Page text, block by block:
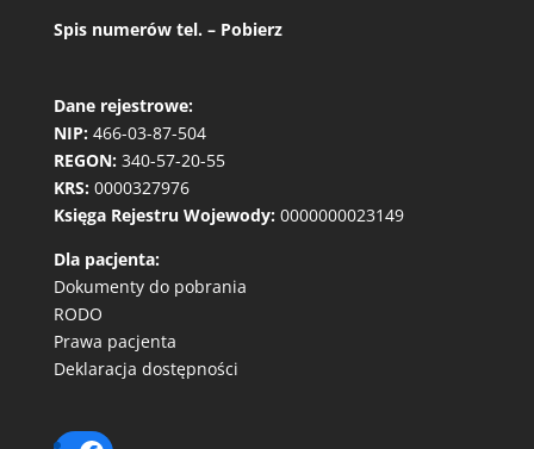
Spis numerów tel. – Pobierz
Dane rejestrowe:
NIP: 466-03-87-504
REGON: 340-57-20-55
KRS: 0000327976
Księga Rejestru Wojewody: 0000000023149
Dla pacjenta:
Dokumenty do pobrania
RODO
Prawa pacjenta
Deklaracja dostępności